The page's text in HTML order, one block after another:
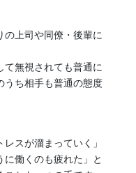
の上司や同僚・後輩に
て無視されても普通に
うち相手も普通の態度
スが溜まっていく」
に働くのも疲れた」と